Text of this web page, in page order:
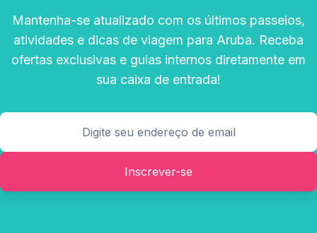
Mantenha-se atualizado com os últimos passeios,
atividades e dicas de viagem para Aruba. Receba
ofertas exclusivas e guias internos diretamente em
sua caixa de entrada!
Inscrever-se